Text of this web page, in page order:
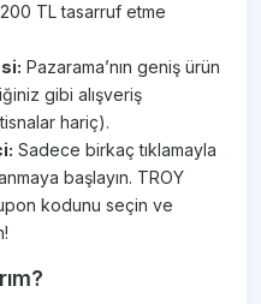
TL tasarruf etme
Pazarama’nın geniş ürün
gibi alışveriş
hariç).
Sadece birkaç tıklamayla
başlayın. TROY
kodunu seçin ve